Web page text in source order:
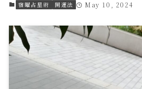
宿曜占星術 開運法 May 10, 2024